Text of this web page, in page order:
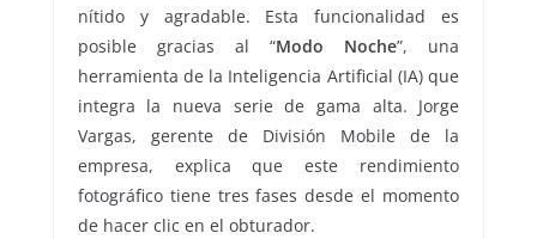
nítido y agradable. Esta funcionalidad es
posible gracias al “Modo Noche”, una
herramienta de la Inteligencia Artificial (IA) que
integra la nueva serie de gama alta. Jorge
Vargas, gerente de División Mobile de la
empresa, explica que este rendimiento
fotográfico tiene tres fases desde el momento
de hacer clic en el obturador.